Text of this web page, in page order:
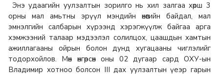
Энэ удаагийн уулзалтын зорилго нь хил залгаа хөрш 3
орны мал амьтны эрүүл мэндийн өнөөгийн байдал, мал
эмнэлгийн салбарын хүрээнд хэрэгжүүлж байгаа арга
хэмжээний талаар мэдээлэл солилцох, цаашдын хамтын
ажиллагааны ойрын болон дунд хугацааны чиглэлийг
тодорхойлов. Мөн өнгөрсөн оны 02 дугаар сард ОХУ-ын
Владимир хотноо болсон III дах уулзалтын үеэр гарын